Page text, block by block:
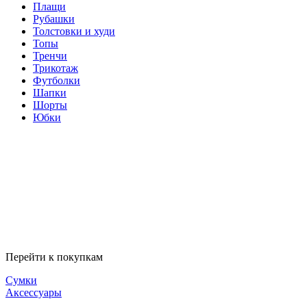
Плащи
Рубашки
Толстовки и худи
Топы
Тренчи
Трикотаж
Футболки
Шапки
Шорты
Юбки
Перейти к покупкам
Сумки
Аксессуары